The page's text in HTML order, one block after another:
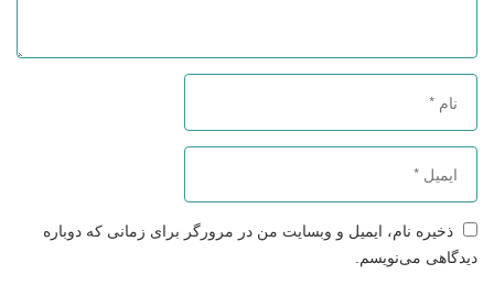
ذخیره نام، ایمیل و وبسایت من در مرورگر برای زمانی که دوباره
دیدگاهی می‌نویسم.